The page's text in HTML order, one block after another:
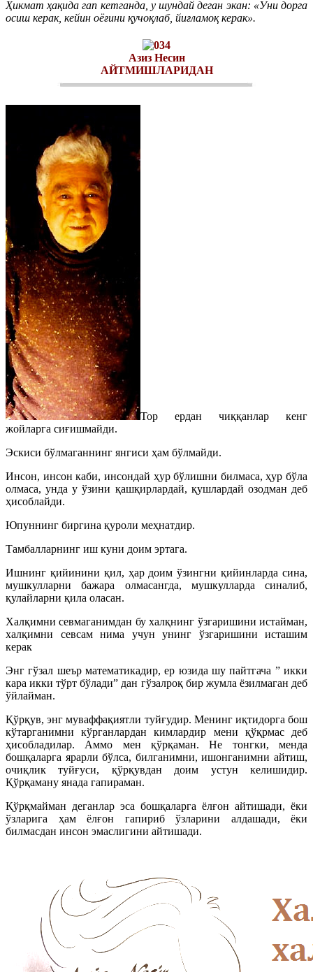
Ҳикмат ҳақида гап кетганда, у шундай деган экан: «Уни дорга
осиш керак, кейин оёғини қучоқлаб, йиғламоқ керак».
Азиз Несин
АЙТМИШЛАРИДАН
Тор ердан чиққанлар кенг
жойларга сиғишмайди.
Эскиси бўлмаганнинг янгиси ҳам бўлмайди.
Инсон, инсон каби, инсондай ҳур бўлишни билмаса, ҳур бўла
олмаса, унда у ўзини қашқирлардай, қушлардай озодман деб
ҳисоблайди.
Юпуннинг биргина қуроли меҳнатдир.
Тамбалларнинг иш куни доим эртага.
Ишнинг қийинини қил, ҳар доим ўзингни қийинларда сина,
мушкулларни бажара олмасангда, мушкулларда синалиб,
қулайларни қила оласан.
Халқимни севмаганимдан бу халқнинг ўзгаришини истайман,
халқимни севсам нима учун унинг ўзгаришини исташим
керак
Энг гўзал шеър математикадир, ер юзида шу пайтгача ” икки
кара икки тўрт бўлади” дан гўзалроқ бир жумла ёзилмаган деб
ўйлайман.
Қўрқув, энг муваффақиятли туйғудир. Менинг иқтидорга бош
кўтарганимни кўрганлардан кимлардир мени қўқрмас деб
ҳисобладилар. Аммо мен қўрқаман. Не тонгки, менда
бошқаларга ярарли бўлса, билганимни, ишонганимни айтиш,
очиқлик туйғуси, қўрқувдан доим устун келишидир.
Қўрқаману янада гапираман.
Қўрқмайман деганлар эса бошқаларга ёлғон айтишади, ёки
ўзларига ҳам ёлғон гапириб ўзларини алдашади, ёки
билмасдан инсон эмаслигини айтишади.